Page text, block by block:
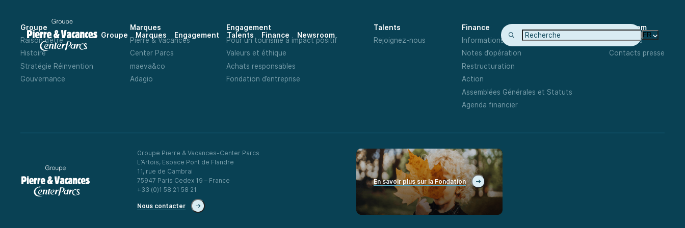
Groupe Marques Engagement Talents Finance Newsroom FR
Groupe
Raison d’être
Histoire
Stratégie Réinvention
Gouvernance
Marques
Pierre & Vacances
Center Parcs
maeva&co
Adagio
Engagement
Pour un tourisme à impact positif
Valeurs et éthique
Achats responsables
Fondation d’entreprise
Talents
Rejoignez-nous
Finance
Informations Financières
Notes d’opération
Restructuration
Action
Assemblées Générales et Statuts
Agenda financier
Newsroom
Actualités
Contacts presse
Groupe Pierre & Vacances-Center Parcs
L’Artois, Espace Pont de Flandre
11, rue de Cambrai
75947 Paris Cedex 19 – France
+33 (0)1 58 21 58 21
Nous contacter
En savoir plus sur la Fondation